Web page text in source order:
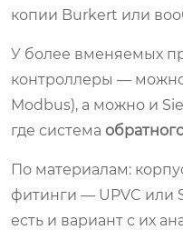
копии Burkert или
У более вменяемых
контроллеры — можно
Modbus), а можно и
где система
По материалам:
фитинги — UPVC или
есть и вариант с их